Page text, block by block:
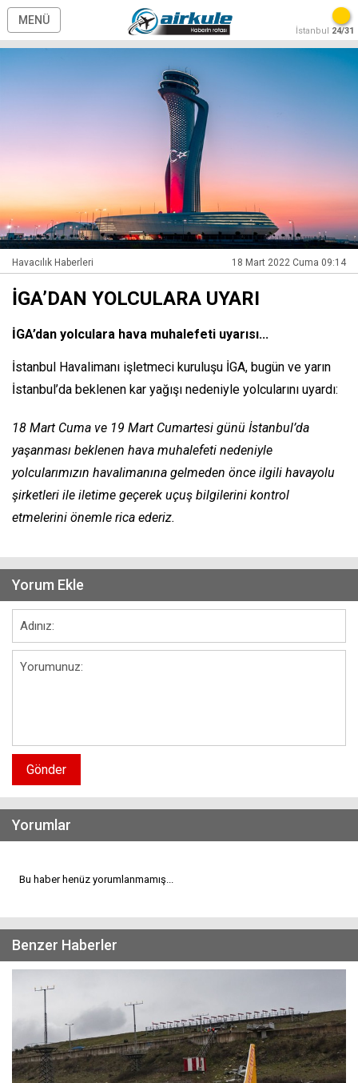
MENÜ
İstanbul 24/31
Havacılık Haberleri 18 Mart 2022 Cuma 09:14
İGA’DAN YOLCULARA UYARI
İGA’dan yolculara hava muhalefeti uyarısı...
İstanbul Havalimanı işletmeci kuruluşu İGA, bugün ve yarın
İstanbul’da beklenen kar yağışı nedeniyle yolcularını uyardı:
18 Mart Cuma ve 19 Mart Cumartesi günü İstanbul’da
yaşanması beklenen hava muhalefeti nedeniyle
yolcularımızın havalimanına gelmeden önce ilgili havayolu
şirketleri ile iletime geçerek uçuş bilgilerini kontrol
etmelerini önemle rica ederiz.
Yorum Ekle
Gönder
Yorumlar
Bu haber henüz yorumlanmamış...
Benzer Haberler